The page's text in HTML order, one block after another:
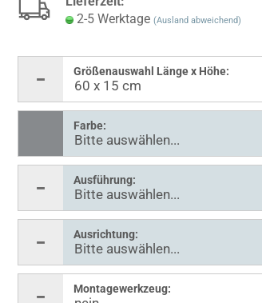
2-5 Werktage (Ausland abweichend)
Größenauswahl Länge x Höhe:
Farbe:
Ausführung:
Ausrichtung:
Montagewerkzeug: